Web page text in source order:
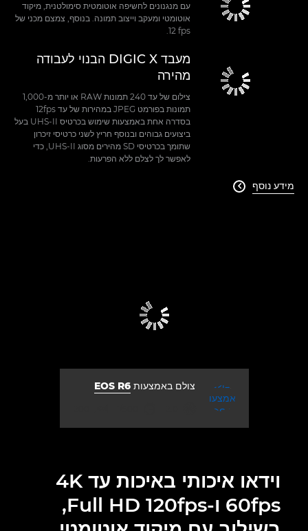
צולם באמצעותEOS R6
עם מנגנונים לחשיפה אוטומטית סימולטנית, מיקוד
אוטומטי ומעקב וייצוב תמונה. בנוסף, צמצם מכני של
‎12 fps.
מעבד DIGIC X הבנוי לעבודה
מהירה
צילום של עד 240 תמונות RAW או יותר מ-1,000
תמונות בפורמט JPEG במהירות של עד 12fps
בסדרה אחת באמצעות שימוש בכרטיס UHS-II בעל
ביצועים גבוהים ובנוסף חריץ לשני כרטיסי זיכרון
שתומך בכרטיסי SD מהירים מסוג UHS-II, כדי
לאפשר לך לצלם ללא הפרעות.
מידע נוסף 
וידאו איכותי באיכות עד 4K
60fps ו-Full HD 120fps,